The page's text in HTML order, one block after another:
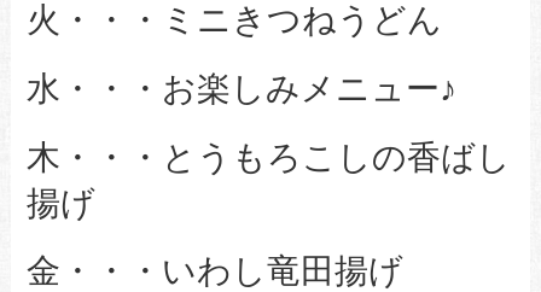
火・・・ミニきつねうどん
水・・・お楽しみメニュー♪
木・・・とうもろこしの香ばし
揚げ
金・・・いわし竜田揚げ